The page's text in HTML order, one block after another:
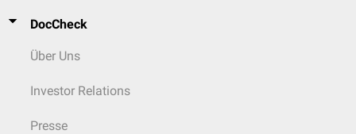
DocCheck
Über Uns
Investor Relations
Presse